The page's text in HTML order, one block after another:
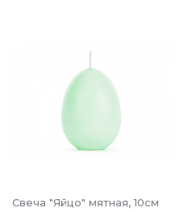
Свеча "Яйцо" мятная, 10см